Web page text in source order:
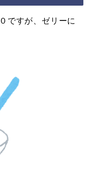
ですが、ゼリーに